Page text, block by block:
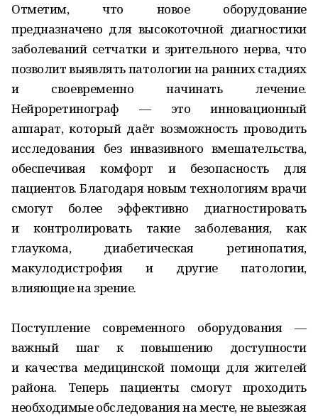
Отметим, что новое оборудование
предназначено для высокоточной диагностики
заболеваний сетчатки и зрительного нерва, что
позволит выявлять патологии на ранних стадиях
и своевременно начинать лечение.
Нейроретинограф — это инновационный
аппарат, который даёт возможность проводить
исследования без инвазивного вмешательства,
обеспечивая комфорт и безопасность для
пациентов. Благодаря новым технологиям врачи
смогут более эффективно диагностировать
и контролировать такие заболевания, как
глаукома, диабетическая ретинопатия,
макулодистрофия и другие патологии,
влияющие на зрение.
Поступление современного оборудования —
важный шаг к повышению доступности
и качества медицинской помощи для жителей
района. Теперь пациенты смогут проходить
необходимые обследования на месте, не выезжая